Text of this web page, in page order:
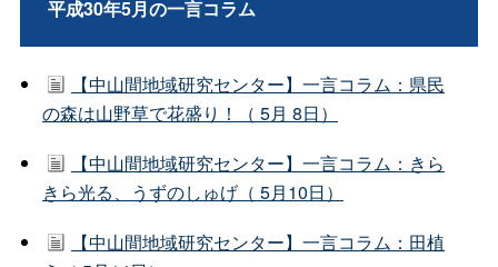
平成30年5月の一言コラム
【中山間地域研究センター】一言コラム：県民
の森は山野草で花盛り！（ 5月 8日）
【中山間地域研究センター】一言コラム：きら
きら光る、うずのしゅげ（ 5月10日）
【中山間地域研究センター】一言コラム：田植